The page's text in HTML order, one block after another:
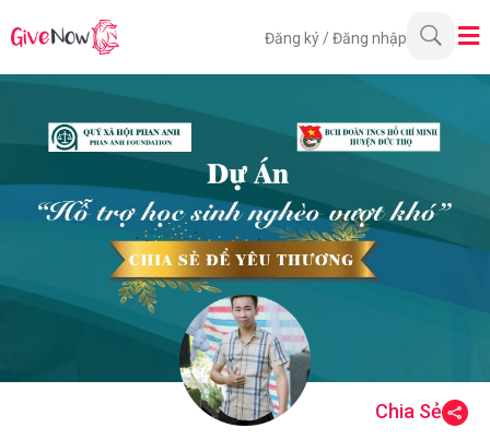
Đăng ký /Đăng nhập
Chia Sẻ